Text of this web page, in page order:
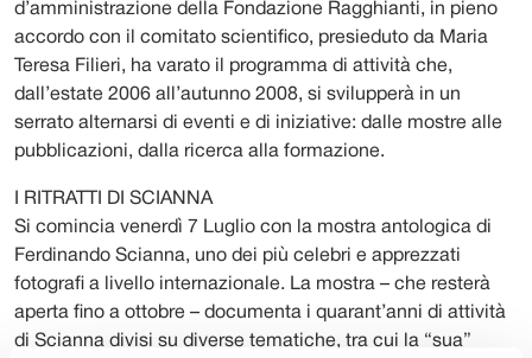
d’amministrazione della Fondazione Ragghianti, in pieno
accordo con il comitato scientifico, presieduto da Maria
Teresa Filieri, ha varato il programma di attività che,
dall’estate 2006 all’autunno 2008, si svilupperà in un
serrato alternarsi di eventi e di iniziative: dalle mostre alle
pubblicazioni, dalla ricerca alla formazione.
I RITRATTI DI SCIANNA
Si comincia venerdì 7 Luglio con la mostra antologica di
Ferdinando Scianna, uno dei più celebri e apprezzati
fotografi a livello internazionale. La mostra – che resterà
aperta fino a ottobre – documenta i quarant’anni di attività
di Scianna divisi su diverse tematiche, tra cui la “sua”